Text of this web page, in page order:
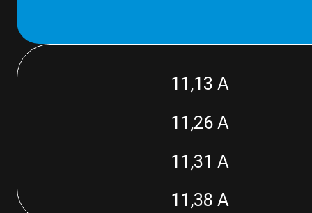
11,13 A
11,26 A
11,31 A
11,38 A